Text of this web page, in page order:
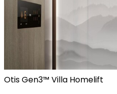
Otis Gen3™ Villa Homelift